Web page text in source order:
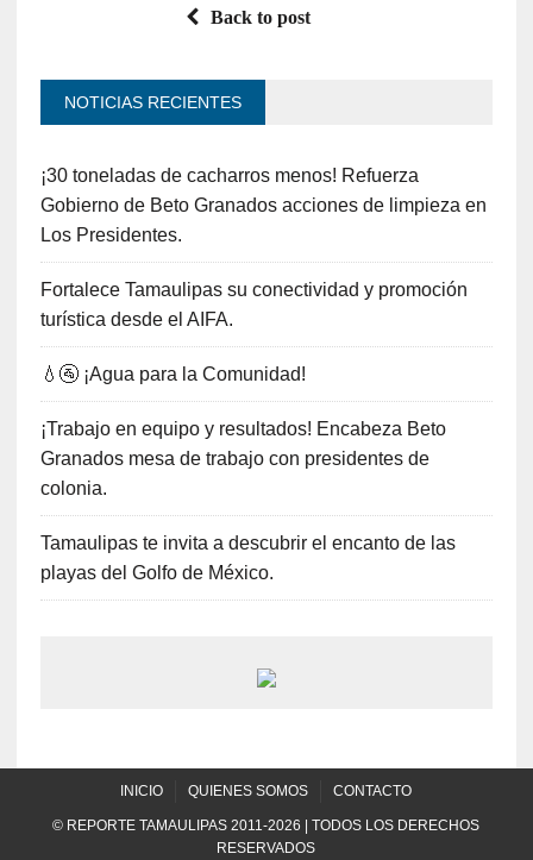
Back to post
NOTICIAS RECIENTES
¡30 toneladas de cacharros menos! Refuerza
Gobierno de Beto Granados acciones de limpieza en
Los Presidentes.
Fortalece Tamaulipas su conectividad y promoción
turística desde el AIFA.
💧🚰 ¡Agua para la Comunidad!
¡Trabajo en equipo y resultados! Encabeza Beto
Granados mesa de trabajo con presidentes de
colonia.
Tamaulipas te invita a descubrir el encanto de las
playas del Golfo de México.
INICIO QUIENES SOMOS CONTACTO
© REPORTE TAMAULIPAS 2011-2026 | TODOS LOS DERECHOS
RESERVADOS